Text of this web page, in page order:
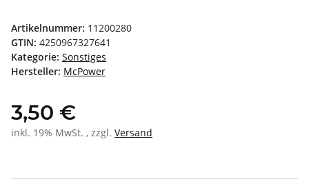
Artikelnummer: 11200280
GTIN: 4250967327641
Kategorie: Sonstiges
Hersteller: McPower
3,50 €
inkl. 19% MwSt. , zzgl. Versand